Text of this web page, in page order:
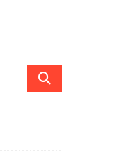
Cerca